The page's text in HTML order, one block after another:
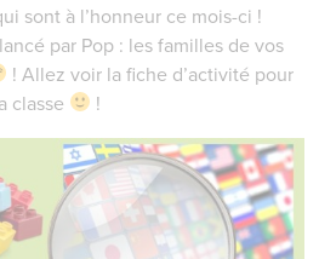
sont à l’honneur ce mois-ci !
par Pop : les familles de vos
! Allez voir la fiche d’activité pour
classe
!